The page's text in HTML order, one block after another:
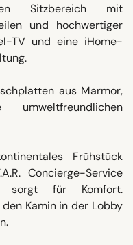
Sitzbereich mit
und hochwertiger
TV und eine iHome-
aus Marmor,
Frühstück
Concierge-Service
sorgt für Komfort.
Kamin in der Lobby